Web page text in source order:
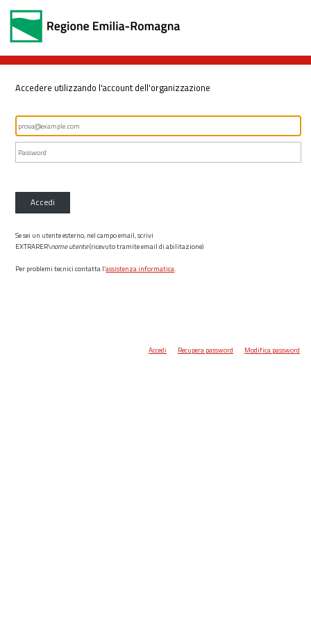
Accedere utilizzando l'account dell'organizzazione
Accedi
Se sei un utente esterno, nel campo email, scrivi
EXTRARER\nome utente(ricevuto tramite email di abilitazione)
Per problemi tecnici contatta l’assistenza informatica.
Accedi Recupera password Modifica password